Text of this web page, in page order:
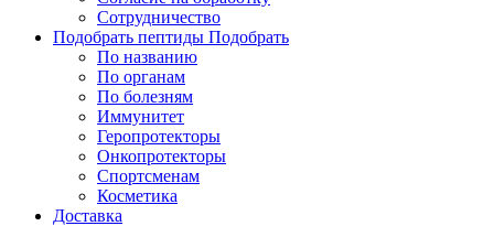
Сотрудничество
Подобрать пептиды Подобрать
По названию
По органам
По болезням
Иммунитет
Геропротекторы
Онкопротекторы
Спортсменам
Косметика
Доставка